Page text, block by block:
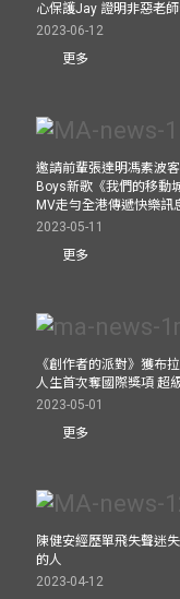
心保護Jay 證明非惡老
2023-06-12
更多
邀請前輩張達明馮素波
Boys新歌《我們的移動
MV走勻全港傳遞快樂訊
2023-05-11
更多
《創作者的派對》獲布
人生首次奪國際獎項 超
2023-05-01
更多
陳健安經歷單飛失聲迷
的人
2023-04-12